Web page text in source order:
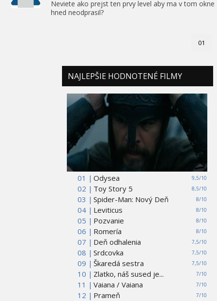
Neviete ako prejst ten prvy level aby ma v tom okne
hned neodprasil?
01
NAJLEPŠIE HODNOTENÉ FILMY
01 | 9,5/10
Odysea
02 |
8,5/10
Toy Story 5
03 |
8/10
Spider-Man: Nový Deň
04 |
8/10
Leviticus
05 |
8/10
Pozvanie
06 |
8/10
Romería
07 |
7,5/10
Deň odhalenia
08 |
7,5/10
Srdcovka
09 |
7,5/10
Škaredá sestra
10 |
7/10
Zlatko, náš sused je...
11 |
7/10
Vaiana / Vaiana
12 |
7/10
Prameň